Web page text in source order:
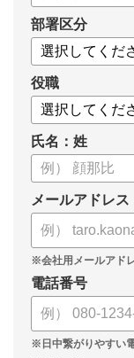
・OKRを導入、運
・OKRの運用を助
についてまとめま
部署区分
役職
氏名：姓
メールアドレス
電話番号